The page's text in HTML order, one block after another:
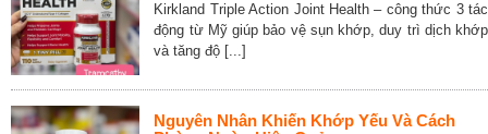
Kirkland Triple Action Joint Health – công thức 3 tác
động từ Mỹ giúp bảo vệ sụn khớp, duy trì dịch khớp
và tăng độ [...]
Nguyên Nhân Khiến Khớp Yếu Và Cách